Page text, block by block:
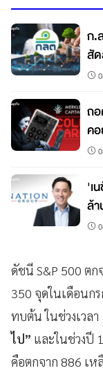
ก.
สั
ถ
คอยน์ หมดยุค Not
'เ
ล้
เ
ดัชนี S&P 500 ต
350 จุดในเดือนก
ทบต้น ในช่วงเวล
ไป” และในช่วงปี
คือตกจาก 886 เห